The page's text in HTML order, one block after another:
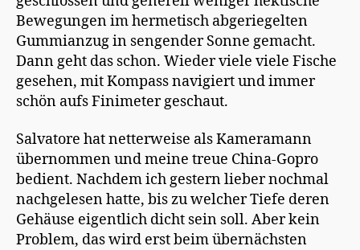
Bewegungen im hermetisch abgeriegelten
Gummianzug in sengender Sonne gemacht.
Dann geht das schon. Wieder viele viele Fische
gesehen, mit Kompass navigiert und immer
schön aufs Finimeter geschaut.
Salvatore hat netterweise als Kameramann
übernommen und meine treue China-Gopro
bedient. Nachdem ich gestern lieber nochmal
nachgelesen hatte, bis zu welcher Tiefe deren
Gehäuse eigentlich dicht sein soll. Aber kein
Problem, das wird erst beim übernächsten